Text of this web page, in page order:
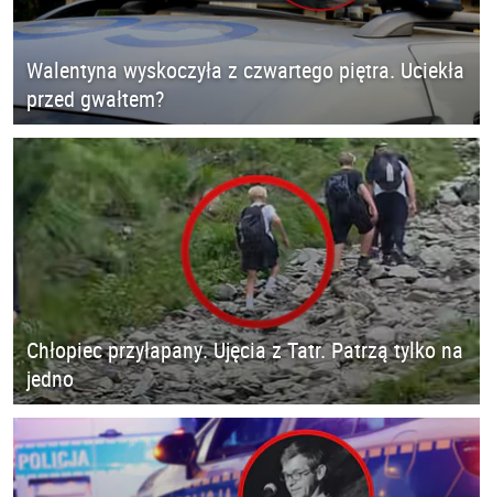
Walentyna wyskoczyła z czwartego piętra. Uciekła
przed gwałtem?
Chłopiec przyłapany. Ujęcia z Tatr. Patrzą tylko na
jedno